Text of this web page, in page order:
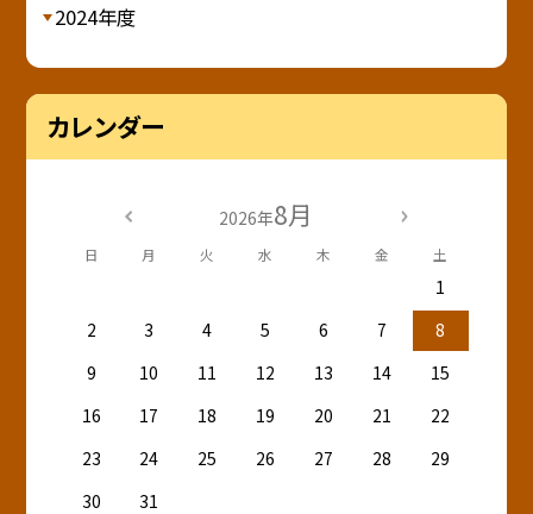
2024年度
カレンダー
2026年8月
日 月 火 水 木 金 土
1
2
3 4 5 6 7
8
9
10 11 12 13 14
15
16
17 18 19 20 21
22
23
24 25 26 27 28
29
30
31